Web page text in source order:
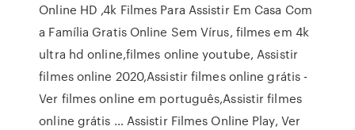
Online HD ,4k Filmes Para Assistir Em Casa Com
a Família Gratis Online Sem Vírus, filmes em 4k
ultra hd online,filmes online youtube, Assistir
filmes online 2020,Assistir filmes online grátis -
Ver filmes online em português,Assistir filmes
online grátis … Assistir Filmes Online Play, Ver